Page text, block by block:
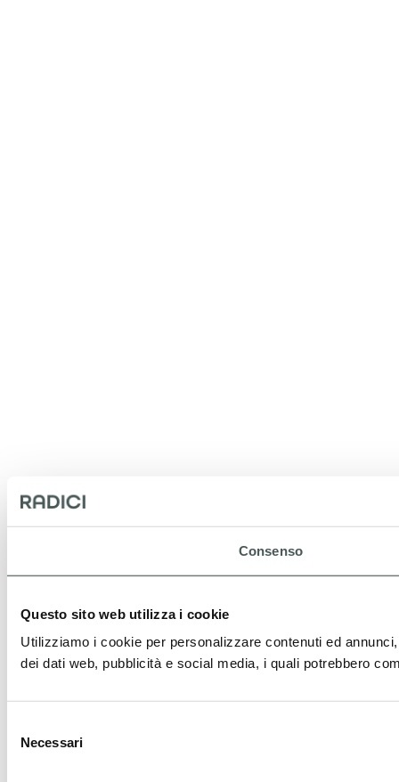
Consenso
Questo sito web utilizza i cookie
Utilizziamo i cookie per personalizzare contenuti ed
dei dati web, pubblicità e social media, i quali potrebbero
delNecessari